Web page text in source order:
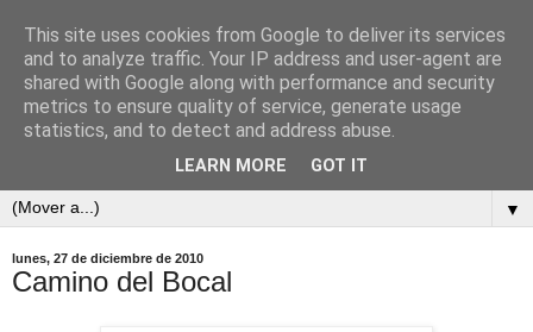
▼
lunes, 27 de diciembre de 2010
Camino del Bocal
This site uses cookies from Google to deliver its services
and to analyze traffic. Your IP address and user-agent are
shared with Google along with performance and security
metrics to ensure quality of service, generate usage
statistics, and to detect and address abuse.
LEARN MORE GOT IT